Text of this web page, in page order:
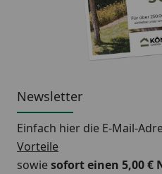
Newsletter
Einfach hier die E-Mail-
Vorteile
sowiesofort einen 5,00 €